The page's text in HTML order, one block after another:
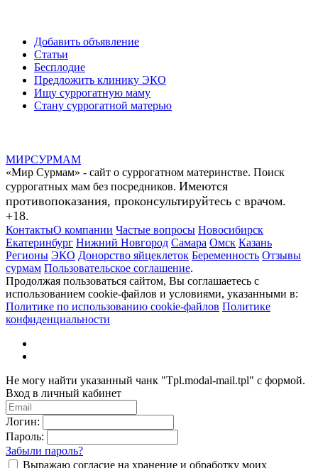
Добавить объявление
Статьи
Бесплодие
Предложить клинику ЭКО
Ищу суррогатную маму
Стану суррогатной матерью
МИРСУРМАМ
«Мир Сурмам» - сайт о суррогатном материнстве. Поиск
суррогатных мам без посредников. Имеются
противопоказания, проконсультируйтесь с врачом.
+18.
КонтактыО компании Частые вопросы Новосибирск
Екатеринбург Нижний Новгород Самара Омск Казань
Регионы ЭКО Донорство яйцеклеток Беременность Отзывы
сурмам Пользовательское соглашение.
Продолжая пользоваться сайтом, Вы соглашаетесь с
использованием cookie-файлов и условиями, указанными в:
Политике по использованию cookie-файлов Политике
конфиденциальности
Не могу найти указанный чанк "Tpl.modal-mail.tpl" с формой.
Вход в личный кабинет
Логин:
Пароль:
Забыли пароль?
Выражаю согласие на хранение и обработку моих